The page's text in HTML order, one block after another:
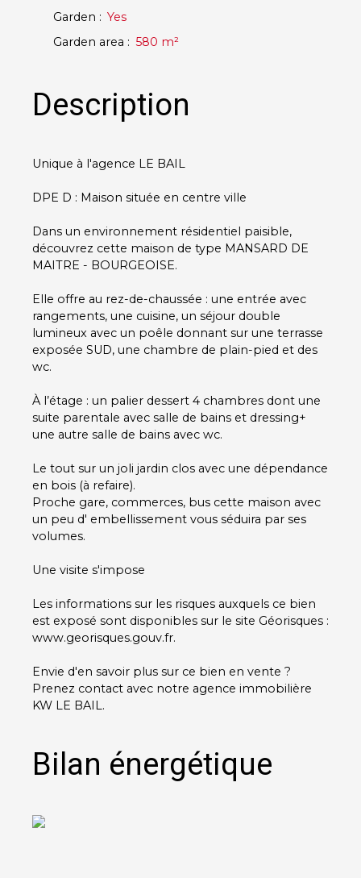
Garden : Yes
Garden area : 580 m²
Description
Unique à l'agence LE BAIL
DPE D : Maison située en centre ville
Dans un environnement résidentiel paisible,
découvrez cette maison de type MANSARD DE
MAITRE - BOURGEOISE.
Elle offre au rez-de-chaussée : une entrée avec
rangements, une cuisine, un séjour double
lumineux avec un poêle donnant sur une terrasse
exposée SUD, une chambre de plain-pied et des
wc.
À l’étage : un palier dessert 4 chambres dont une
suite parentale avec salle de bains et dressing+
une autre salle de bains avec wc.
Le tout sur un joli jardin clos avec une dépendance
en bois (à refaire).
Proche gare, commerces, bus cette maison avec
un peu d' embellissement vous séduira par ses
volumes.
Une visite s'impose
Les informations sur les risques auxquels ce bien
est exposé sont disponibles sur le site Géorisques :
www.georisques.gouv.fr.
Envie d'en savoir plus sur ce bien en vente ?
Prenez contact avec notre agence immobilière
KW LE BAIL.
Bilan énergétique